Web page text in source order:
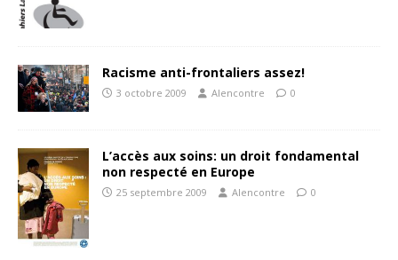
Racisme anti-frontaliers assez!
3 octobre 2009 Alencontre 0
L’accès aux soins: un droit fondamental
non respecté en Europe
25 septembre 2009 Alencontre 0